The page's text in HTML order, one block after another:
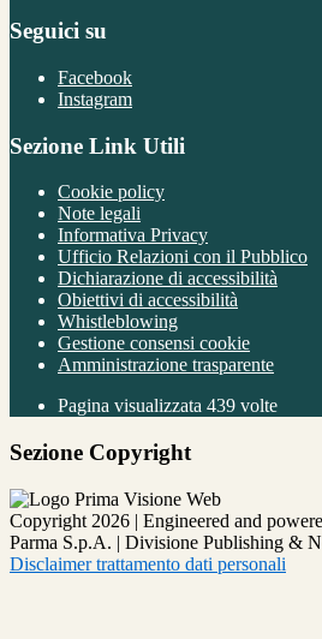
Seguici su
Facebook
Instagram
Sezione Link Utili
Cookie policy
Note legali
Informativa Privacy
Ufficio Relazioni con il Pubblico
Dichiarazione di accessibilità
Obiettivi di accessibilità
Whistleblowing
Gestione consensi cookie
Amministrazione trasparente
Pagina visualizzata 439 volte
Sezione Copyright
Copyright 2026 | Engineered and
Parma S.p.A. | Divisione Publishing &
Disclaimer trattamento dati personali